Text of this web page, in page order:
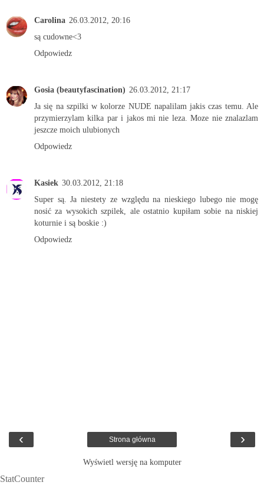
Carolina 26.03.2012, 20:16
są cudowne<3
Odpowiedz
Gosia (beautyfascination) 26.03.2012, 21:17
Ja się na szpilki w kolorze NUDE napalilam jakis czas temu. Ale
przymierzylam kilka par i jakos mi nie leza. Moze nie znalazlam
jeszcze moich ulubionych
Odpowiedz
Kasiek 30.03.2012, 21:18
Super są. Ja niestety ze względu na nieskiego lubego nie mogę
nosić za wysokich szpilek, ale ostatnio kupiłam sobie na niskiej
koturnie i są boskie :)
Odpowiedz
‹ ›
Strona główna
Wyświetl wersję na komputer
StatCounter